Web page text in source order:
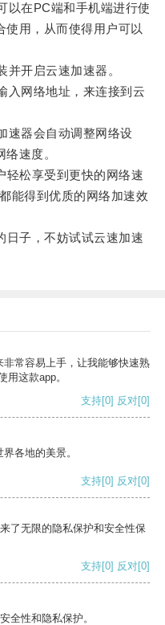
在PC端和手机端进行使
使用，从而使得用户可以
开启云速加速器。
网络地址，来连接到云
器会自动调整网络设
速度。
松享受到更快的网络速
能得到优质的网络加速效
子，不妨试试云速加速
常容易上手，让我能够快速熟
这款app。
支持[0] 反对[0]
各地的美景。
支持[0] 反对[0]
了无限的隐私保护和安全性保
支持[0] 反对[0]
全性和隐私保护。